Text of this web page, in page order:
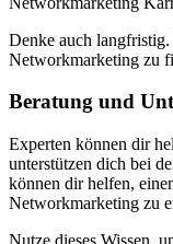
Denke auch
Networkmarketing zu
Beratung und
Experten können dir
unterstützen dich bei
können dir helfen,
Networkmarketing zu
Nutze dieses Wissen,